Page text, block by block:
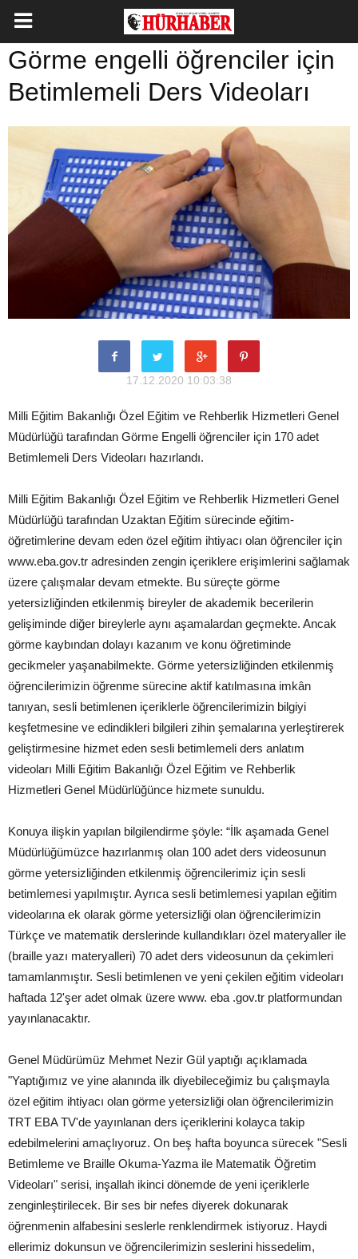
Görme engelli öğrenciler için
Betimlemeli Ders Videoları
17.12.2020 10:03:38
Milli Eğitim Bakanlığı Özel Eğitim ve Rehberlik Hizmetleri Genel
Müdürlüğü tarafından Görme Engelli öğrenciler için 170 adet
Betimlemeli Ders Videoları hazırlandı.
Milli Eğitim Bakanlığı Özel Eğitim ve Rehberlik Hizmetleri Genel
Müdürlüğü tarafından Uzaktan Eğitim sürecinde eğitim-
öğretimlerine devam eden özel eğitim ihtiyacı olan öğrenciler için
www.eba.gov.tr adresinden zengin içeriklere erişimlerini sağlamak
üzere çalışmalar devam etmekte. Bu süreçte görme
yetersizliğinden etkilenmiş bireyler de akademik becerilerin
gelişiminde diğer bireylerle aynı aşamalardan geçmekte. Ancak
görme kaybından dolayı kazanım ve konu öğretiminde
gecikmeler yaşanabilmekte. Görme yetersizliğinden etkilenmiş
öğrencilerimizin öğrenme sürecine aktif katılmasına imkân
tanıyan, sesli betimlenen içeriklerle öğrencilerimizin bilgiyi
keşfetmesine ve edindikleri bilgileri zihin şemalarına yerleştirerek
geliştirmesine hizmet eden sesli betimlemeli ders anlatım
videoları Milli Eğitim Bakanlığı Özel Eğitim ve Rehberlik
Hizmetleri Genel Müdürlüğünce hizmete sunuldu.
Konuya ilişkin yapılan bilgilendirme şöyle: “İlk aşamada Genel
Müdürlüğümüzce hazırlanmış olan 100 adet ders videosunun
görme yetersizliğinden etkilenmiş öğrencilerimiz için sesli
betimlemesi yapılmıştır. Ayrıca sesli betimlemesi yapılan eğitim
videolarına ek olarak görme yetersizliği olan öğrencilerimizin
Türkçe ve matematik derslerinde kullandıkları özel materyaller ile
(braille yazı materyalleri) 70 adet ders videosunun da çekimleri
tamamlanmıştır. Sesli betimlenen ve yeni çekilen eğitim videoları
haftada 12'şer adet olmak üzere www. eba .gov.tr platformundan
yayınlanacaktır.
Genel Müdürümüz Mehmet Nezir Gül yaptığı açıklamada
"Yaptığımız ve yine alanında ilk diyebileceğimiz bu çalışmayla
özel eğitim ihtiyacı olan görme yetersizliği olan öğrencilerimizin
TRT EBA TV'de yayınlanan ders içeriklerini kolayca takip
edebilmelerini amaçlıyoruz. On beş hafta boyunca sürecek "Sesli
Betimleme ve Braille Okuma-Yazma ile Matematik Öğretim
Videoları" serisi, inşallah ikinci dönemde de yeni içeriklerle
zenginleştirilecek. Bir ses bir nefes diyerek dokunarak
öğrenmenin alfabesini seslerle renklendirmek istiyoruz. Haydi
ellerimiz dokunsun ve öğrencilerimizin seslerini hissedelim,